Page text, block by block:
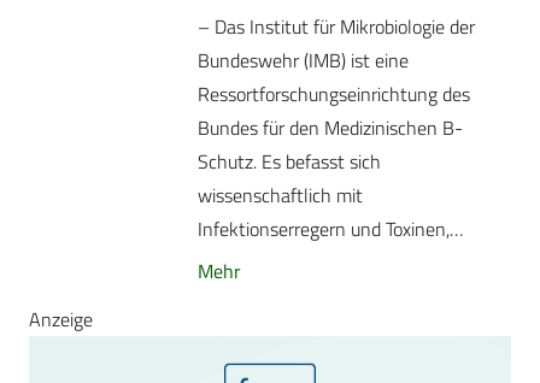
– Das Institut für Mikrobiologie der
Bundeswehr (IMB) ist eine
Ressortforschungseinrichtung des
Bundes für den Medizinischen B-
Schutz. Es befasst sich
wissenschaftlich mit
Infektionserregern und Toxinen,…
Mehr
Anzeige